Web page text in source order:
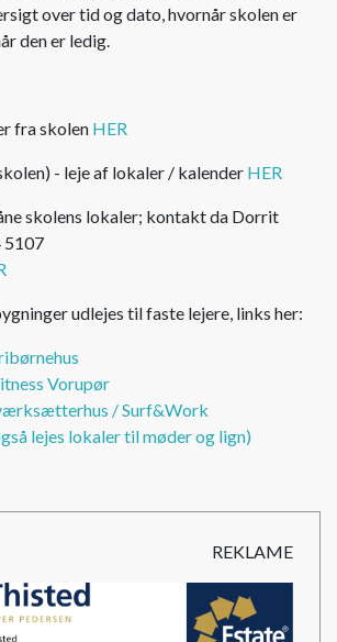
over tid og dato, hvornår skolen er
den er ledig.
fra skolen HER
- leje af lokaler / kalender HER
skolens lokaler; kontakt da Dorrit
5107
udlejes til faste lejere, links her:
Vorupør
/ Surf&Work
lejes lokaler til møder og lign)
REKLAME